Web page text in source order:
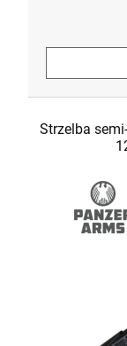
Strzelba